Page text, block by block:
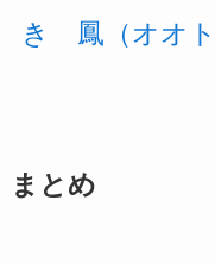
き 鳳（オオト
まとめ